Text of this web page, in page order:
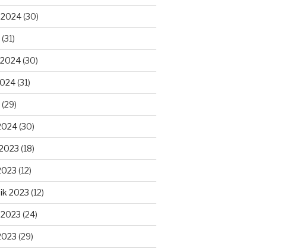
(30)
(31)
(30)
(31)
(29)
(30)
(18)
(12)
2023 (12)
(24)
(29)